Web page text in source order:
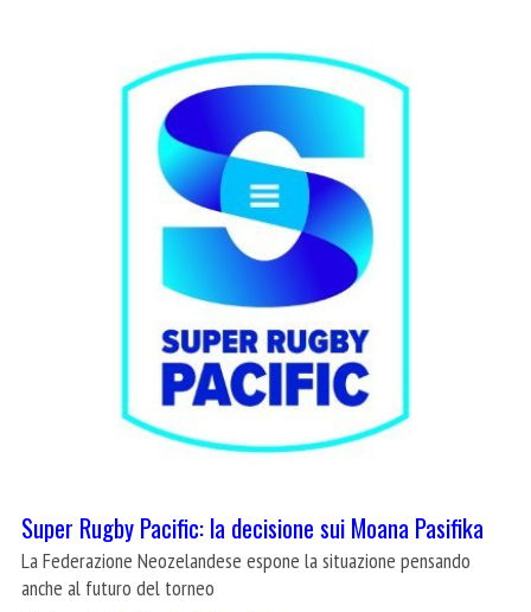
Super Rugby Pacific: la decisione sui Moana Pasifika
La Federazione Neozelandese espone la situazione pensando
anche al futuro del torneo